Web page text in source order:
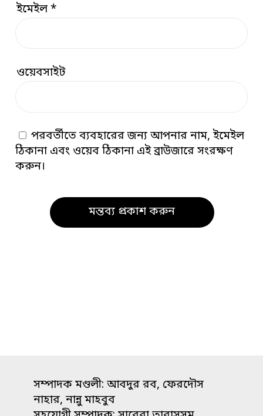
ইমেইল*
ওয়েবসাইট
পরবর্তীতে ব্যবহারের জন্য আপনার নাম, ইমেইল
ঠিকানা এবং ওয়েব ঠিকানা এই ব্রাউজারে সংরক্ষণ
করুন।
সম্পাদক মণ্ডলী: আবদুর রব, ফেরদৌস
নাহার, নান্নু মাহবুব